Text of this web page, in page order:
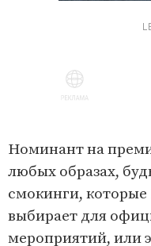
f
3
t
e
m
1
o
Номинант на
любых образах,
смокинги, которые
выбирает для
мероприятий, или